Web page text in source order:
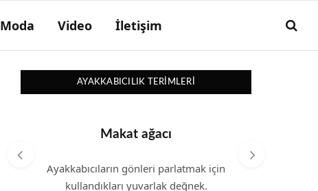
Moda Video İletişim
AYAKKABICILIK TERIMLERI
Makat ağacı
Ayakkabıcıların gönleri parlatmak için
kullandıkları yuvarlak değnek.